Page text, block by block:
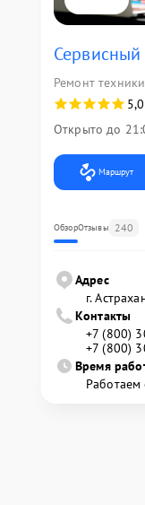
Ремонт
5,0
Открыто до
Маршрут
ОбзорОтзывы 240
Адрес
г.
Контакты
+7 (800)
+7 (800)
Время